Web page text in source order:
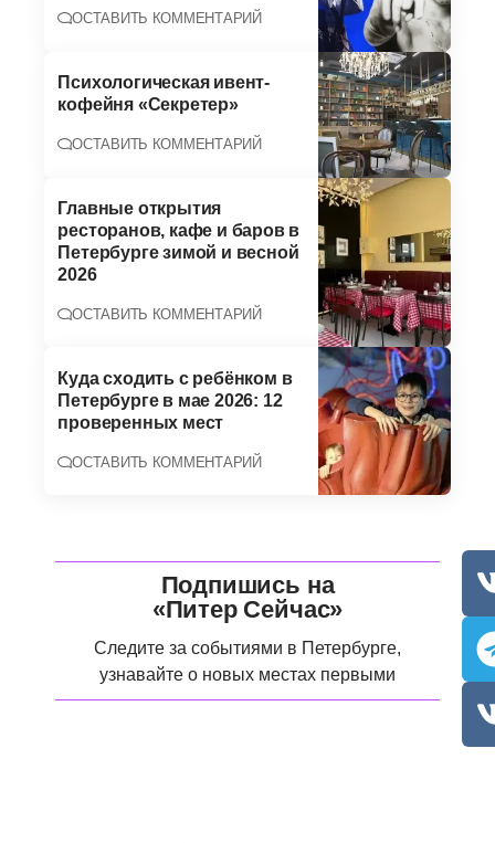
ОСТАВИТЬ КОММЕНТАРИЙ
Психологическая ивент-
кофейня «Секретер»
ОСТАВИТЬ КОММЕНТАРИЙ
Главные открытия
ресторанов, кафе и баров в
Петербурге зимой и весной
2026
ОСТАВИТЬ КОММЕНТАРИЙ
Куда сходить с ребёнком в
Петербурге в мае 2026: 12
проверенных мест
ОСТАВИТЬ КОММЕНТАРИЙ
Подпишись на
«Питер Сейчас»
Следите за событиями в Петербурге,
узнавайте о новых местах первыми